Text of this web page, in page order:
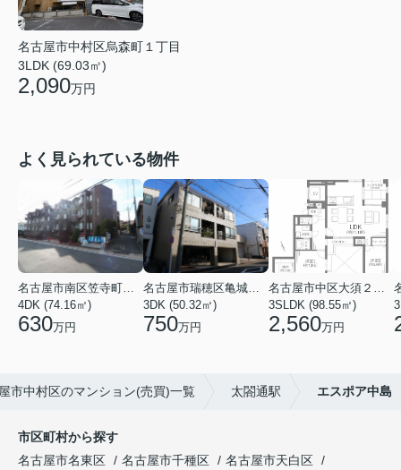
名古屋市中村区烏森町１丁目
3LDK (69.03㎡)
2,090万円
よく見られている物件
4DK (74.16㎡)
630万円
3DK (50.32㎡)
750万円
3SLDK (98.55㎡)
2,560万円
市中村区のマンション(売買)一覧 太閤通駅 エスポア中島
市区町村から探す
名古屋市名東区
名古屋市千種区
名古屋市天白区